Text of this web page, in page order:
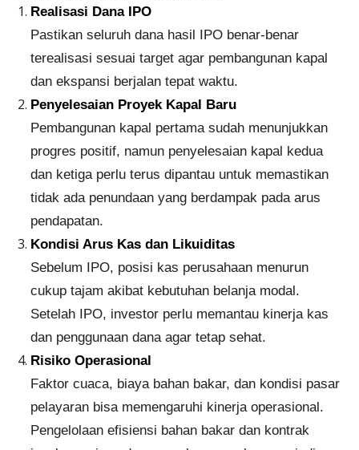
Realisasi Dana IPO
Pastikan seluruh dana hasil IPO benar-benar
terealisasi sesuai target agar pembangunan kapal
dan ekspansi berjalan tepat waktu.
Penyelesaian Proyek Kapal Baru
Pembangunan kapal pertama sudah menunjukkan
progres positif, namun penyelesaian kapal kedua
dan ketiga perlu terus dipantau untuk memastikan
tidak ada penundaan yang berdampak pada arus
pendapatan.
Kondisi Arus Kas dan Likuiditas
Sebelum IPO, posisi kas perusahaan menurun
cukup tajam akibat kebutuhan belanja modal.
Setelah IPO, investor perlu memantau kinerja kas
dan penggunaan dana agar tetap sehat.
Risiko Operasional
Faktor cuaca, biaya bahan bakar, dan kondisi pasar
pelayaran bisa memengaruhi kinerja operasional.
Pengelolaan efisiensi bahan bakar dan kontrak